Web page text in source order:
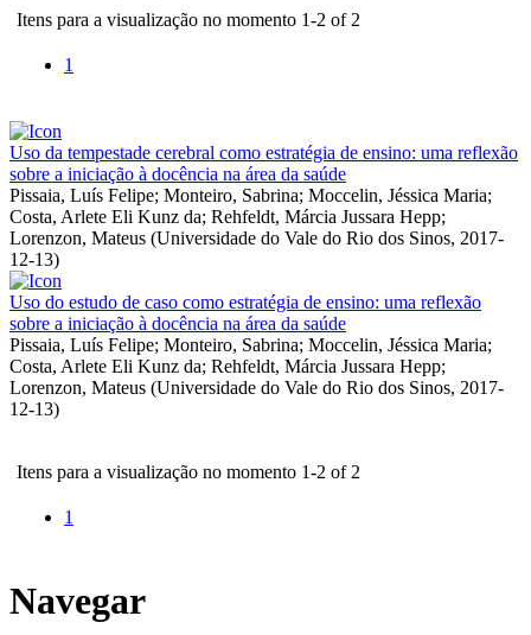
Itens para a visualização no momento 1-2 of 2
1
Uso da tempestade cerebral como estratégia de ensino: uma reflexão
sobre a iniciação à docência na área da saúde
Pissaia, Luís Felipe; Monteiro, Sabrina; Moccelin, Jéssica Maria;
Costa, Arlete Eli Kunz da; Rehfeldt, Márcia Jussara Hepp;
Lorenzon, Mateus (Universidade do Vale do Rio dos Sinos, 2017-
12-13)
Uso do estudo de caso como estratégia de ensino: uma reflexão
sobre a iniciação à docência na área da saúde
Pissaia, Luís Felipe; Monteiro, Sabrina; Moccelin, Jéssica Maria;
Costa, Arlete Eli Kunz da; Rehfeldt, Márcia Jussara Hepp;
Lorenzon, Mateus (Universidade do Vale do Rio dos Sinos, 2017-
12-13)
Itens para a visualização no momento 1-2 of 2
1
Navegar